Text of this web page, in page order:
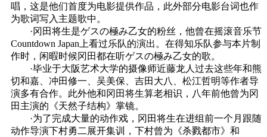
唱，这是他们首度为电影提供作品，此外部分电影台词也作
为歌词写入主题歌中。
·冈田将生是ゲスの極み乙女的粉丝，他曾在摇滚音乐节
Countdown Japan上看过乐队的演出。在得知乐队参与本片制
作时，闲暇时候冈田都在听ゲスの極み乙女的歌。
·毕业于大阪艺术大学的摄像师近藤龙人过去这些年和熊
切和嘉、冲田修一、吴美保、吉田大八、松江哲明等作者导
演多有合作。此外他和冈田将生算老相识，八年前他曾为冈
田主演的《天然子结构》掌镜。
·为了完成大量的动作戏，冈田将生在进组前一个月跟随
动作导演下村勇二展开集训，下村曾为《杀戮都市》和